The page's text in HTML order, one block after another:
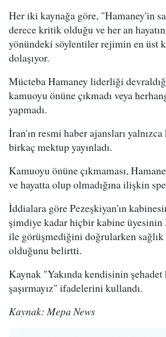
Her iki kaynağa göre, "Hamaney'in
derece kritik olduğu ve her an
yönündeki söylentiler rejimin en üst
dolaşıyor.
Mücteba Hamaney liderliği
kamuoyu önüne çıkmadı veya
yapmadı.
İran'ın resmi haber ajansları
birkaç mektup yayınladı.
Kamuoyu önüne çıkmaması,
ve hayatta olup olmadığına ilişkin
İddialara göre Pezeşkiyan'ın
şimdiye kadar hiçbir kabine üyesinin
ile görüşmediğini doğrularken
olduğunu belirtti.
Kaynak "Yakında kendisinin
şaşırmayız" ifadelerini kullandı.
Kaynak: Mepa News